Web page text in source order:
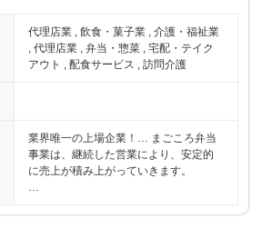
代理店業 , 飲食・菓子業 , 介護・福祉業
, 代理店業 , 弁当・惣菜 , 宅配・テイク
アウト , 配食サービス , 訪問介護
業界唯一の上場企業！… まごころ弁当
事業は、継続した営業により、安定的
に売上が積み上がっていきます。